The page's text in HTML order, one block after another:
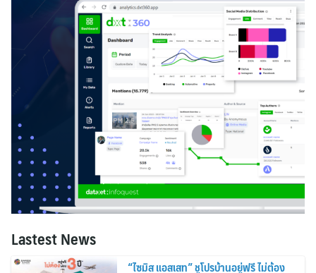
Lastest News
“ไซมิส แอสเสท” ชูโปรบ้านอยู่ฟรี ไม่ต้อง